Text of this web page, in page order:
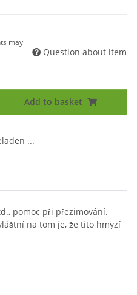
may
Question about item
Add to basket
...
pomoc při přezimování.
na tom je, že tito hmyzí